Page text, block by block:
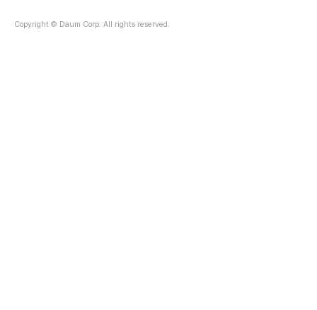
Copyright © Daum Corp. All rights reserved.